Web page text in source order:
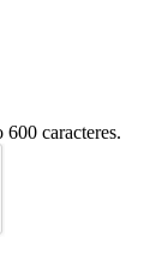
caracteres.